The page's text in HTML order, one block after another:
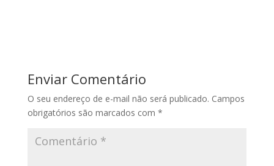
Enviar Comentário
O seu endereço de e-mail não será publicado. Campos
obrigatórios são marcados com *